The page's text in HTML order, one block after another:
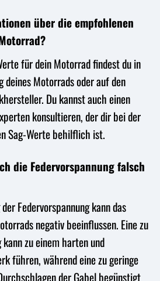
über die empfohlenen
für dein Motorrad findest du in
deines Motorrads oder auf den
Du kannst auch einen
konsultieren, der dir bei der
Sag-Werte behilflich ist.
die Federvorspannung falsch
Federvorspannung kann das
negativ beeinflussen. Eine zu
zu einem harten und
führen, während eine zu geringe
der Gabel begünstigt